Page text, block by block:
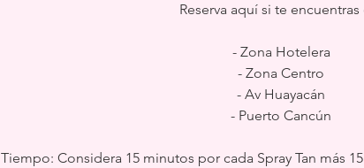
Reserva aquí si te encuentras
- Zona Hotelera
- Zona Centro
- ⁠Av Huayacán
- ⁠Puerto Cancún
Tiempo: Considera 15 minutos por cada Spray Tan más